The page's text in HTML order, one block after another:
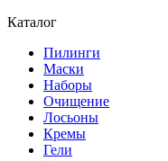
Каталог
Пилинги
Маски
Наборы
Очищение
Лосьоны
Кремы
Гели